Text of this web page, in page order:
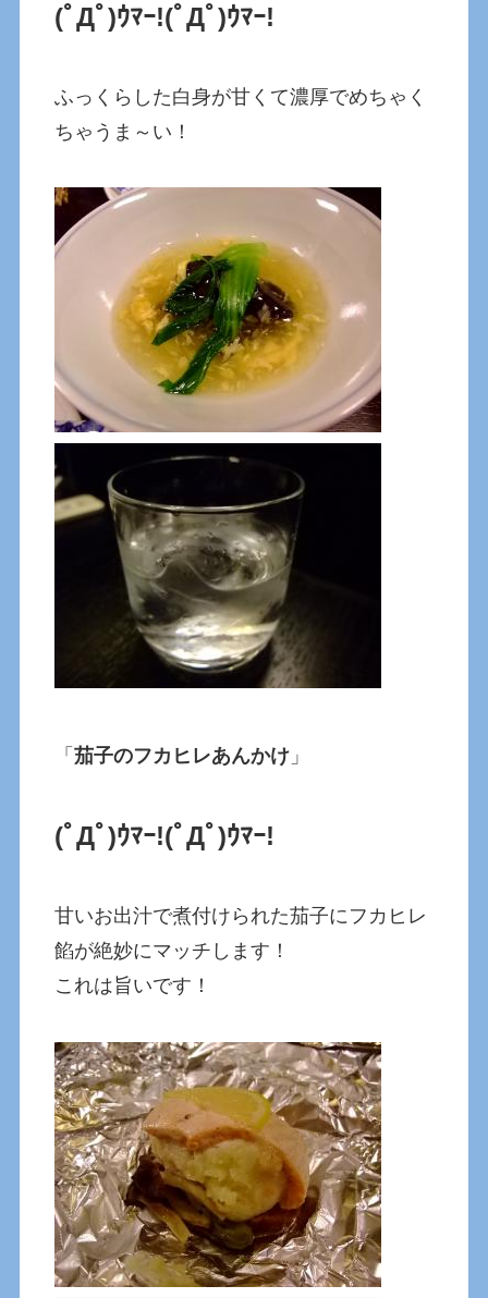
(ﾟДﾟ)ｳﾏｰ!(ﾟДﾟ)ｳﾏｰ!
ふっくらした白身が甘くて濃厚でめちゃく
ちゃうま～い！
「茄子のフカヒレあんかけ 」
(ﾟДﾟ)ｳﾏｰ!(ﾟДﾟ)ｳﾏｰ!
甘いお出汁で煮付けられた茄子にフカヒレ
餡が絶妙にマッチします！
これは旨いです！